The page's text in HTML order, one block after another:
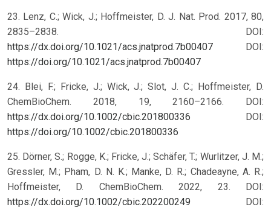
23. Lenz, C.; Wick, J.; Hoffmeister, D. J. Nat. Prod. 2017, 80,
2835–2838. DOI:
https://dx.doi.org/10.1021/acs.jnatprod.7b00407
DOI:
https://doi.org/10.1021/acs.jnatprod.7b00407
24. Blei, F.; Fricke, J.; Wick, J.; Slot, J. C.; Hoffmeister, D.
ChemBioChem. 2018, 19, 2160–2166. DOI:
https://dx.doi.org/10.1002/cbic.201800336
DOI:
https://doi.org/10.1002/cbic.201800336
25. Dörner, S.; Rogge, K.; Fricke, J.; Schäfer, T.; Wurlitzer, J. M.;
Gressler, M.; Pham, D. N. K.; Manke, D. R.; Chadeayne, A. R.;
Hoffmeister, D. ChemBioChem. 2022, 23. DOI:
https://dx.doi.org/10.1002/cbic.202200249
DOI: